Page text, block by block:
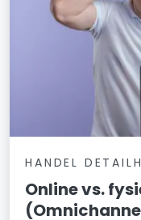
HANDEL
Online vs.